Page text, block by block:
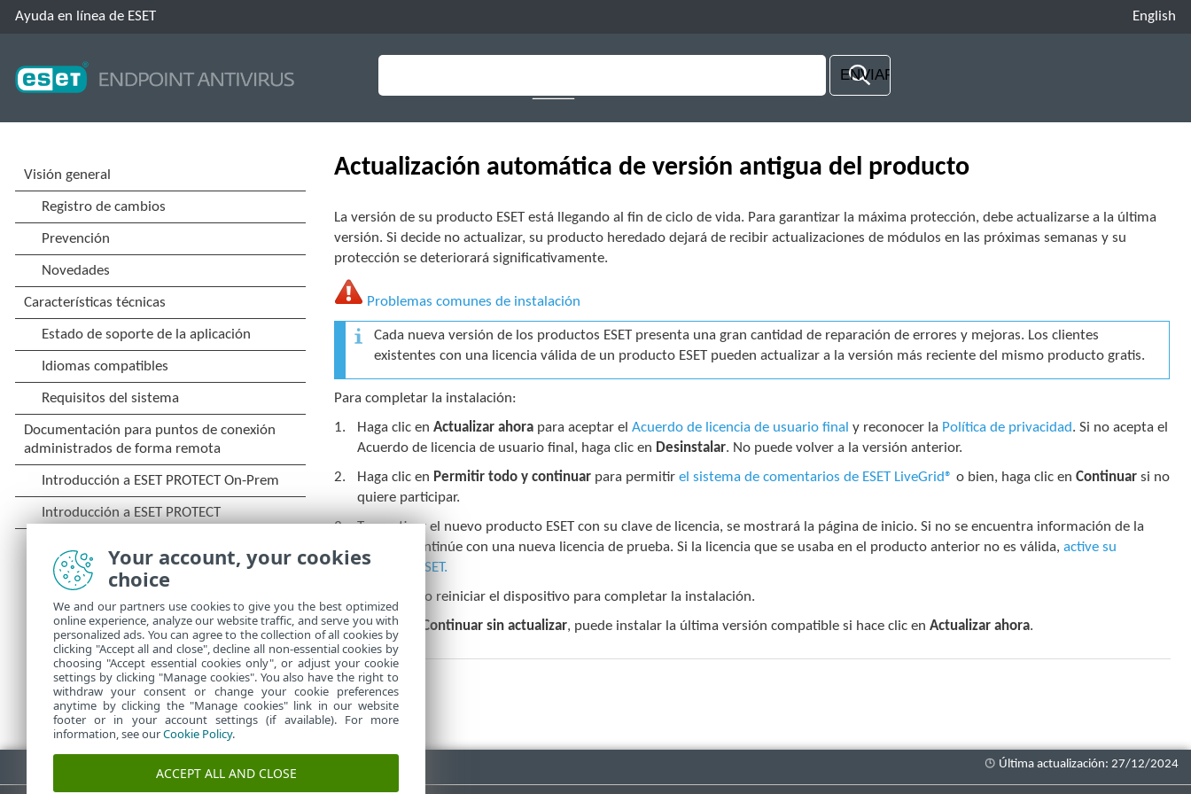
Ayuda en línea de ESET English
Actualización automática de versión antigua del producto
La versión de su producto ESET está llegando al fin de ciclo de vida. Para garantizar la máxima protección, debe actualizarse a la última
versión. Si decide no actualizar, su producto heredado dejará de recibir actualizaciones de módulos en las próximas semanas y su
protección se deteriorará significativamente.
Problemas comunes de instalación
Cada nueva versión de los productos ESET presenta una gran cantidad de reparación de errores y mejoras. Los clientes
existentes con una licencia válida de un producto ESET pueden actualizar a la versión más reciente del mismo producto gratis.
Para completar la instalación:
Haga clic enActualizar ahora para aceptar elAcuerdo de licencia de usuario final y reconocer la Política de privacidad. Si no acepta el
Acuerdo de licencia de usuario final, haga clic en Desinstalar. No puede volver a la versión anterior.
Haga clic en Permitir todo y continuar para permitirel sistema de comentarios de ESET LiveGrid® o bien, haga clic enContinuar si no
quiere participar.
Tras activar el nuevo producto ESET con su clave de licencia, se mostrará la página de inicio. Si no se encuentra información de la
licencia, continúe con una nueva licencia de prueba. Si la licencia que se usaba en el producto anterior no es válida,active su
producto ESET.
Es necesario reiniciar el dispositivo para completar la instalación.
Si hace clic en
Continuar sin actualizar, puede instalar la última versión compatible si hace clic enActualizar ahora.
Your account, your cookies
choice
We and our partners use cookies to give you the best optimized
online experience, analyze our website traffic, and serve you with
personalized ads. You can agree to the collection of all cookies by
clicking "Accept all and close", decline all non-essential cookies by
choosing "Accept essential cookies only", or adjust your cookie
settings by clicking "Manage cookies". You also have the right to
withdraw your consent or change your cookie preferences
anytime by clicking the "Manage cookies" link in our website
footer or in your account settings (if available). For more
information, see ourCookie Policy.
ACCEPT ALL AND CLOSE